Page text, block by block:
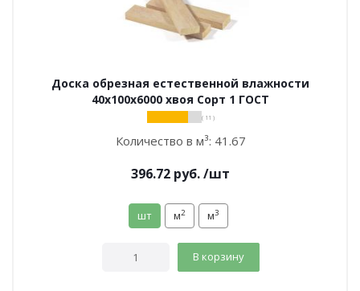
Доска обрезная естественной влажности
40х100х6000 хвоя Сорт 1 ГОСТ
( 11 )
Количество в м³: 41.67
396.72 руб./шт
шт м2 м3
В корзину